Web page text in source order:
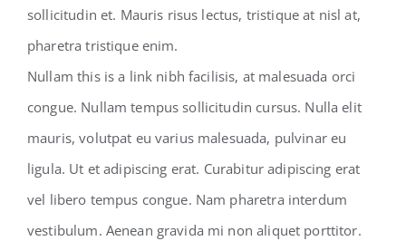
sollicitudin et. Mauris risus lectus, tristique at nisl at,
pharetra tristique enim.
Nullam this is a link nibh facilisis, at malesuada orci
congue. Nullam tempus sollicitudin cursus. Nulla elit
mauris, volutpat eu varius malesuada, pulvinar eu
ligula. Ut et adipiscing erat. Curabitur adipiscing erat
vel libero tempus congue. Nam pharetra interdum
vestibulum. Aenean gravida mi non aliquet porttitor.